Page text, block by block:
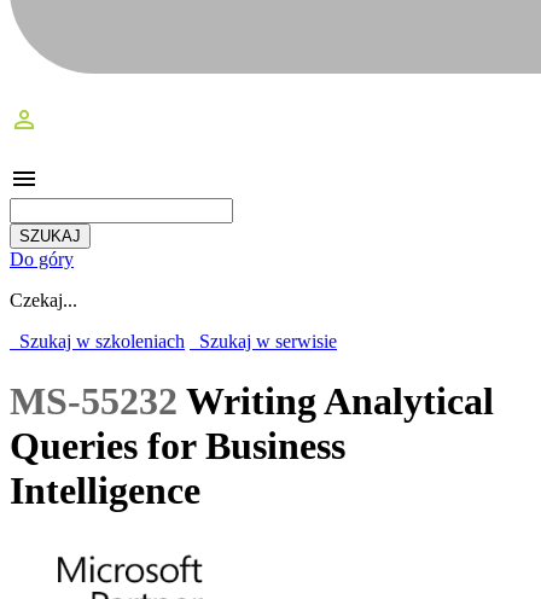
perm_identity
menu
Do góry
Czekaj...
Szukaj w szkoleniach
Szukaj w serwisie
MS-55232 Writing Analytical
Queries for Business
Intelligence